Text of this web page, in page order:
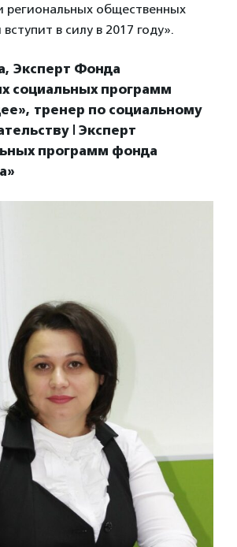
региональных общественных
в силу в 2017 году».
Эксперт Фонда
социальных программ
тренер по социальному
| Эксперт
программ фонда